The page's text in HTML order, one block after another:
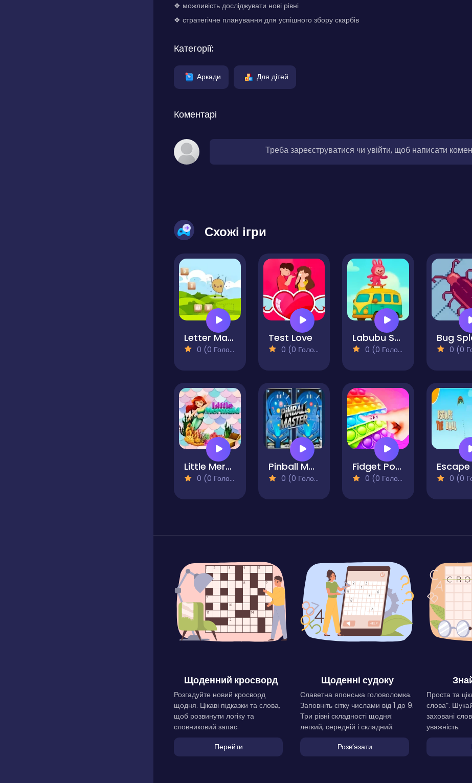
❖ можливість досліджувати нові рівні
❖ стратегічне планування для успішного збору скарбів
Категорії:
Аркади Для дітей
Коментарі
Треба зареєструватися чи увійти, щоб написати
Схожі ігри
Letter Match Words
0 (0 Голосів)
Test Love
0 (0 Голосів)
Labubu Skate Parkour
0 (0 Голосів)
Bug
0 (0
Little Mermaid
0 (0 Голосів)
Pinball Master Arcade
0 (0 Голосів)
Fidget Popit Challange
0 (0 Голосів) 0 (0
Щоденний кросворд
Розгадуйте новий кросворд
щодня. Цікаві підказки та слова,
щоб розвинути логіку та
словниковий запас.
Перейти
Щоденні судоку
Славетна японська головоломка.
Заповніть сітку числами від 1 до 9.
Три рівні складності щодня:
легкий, середній і складний.
Розвʼязати
Проста та
слова”.
заховані
уважність.